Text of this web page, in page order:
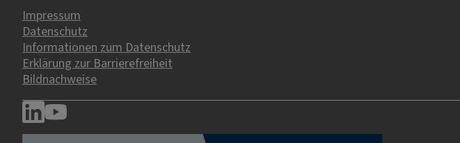
Impressum
Datenschutz
Informationen zum Datenschutz
Erklärung zur Barrierefreiheit
Bildnachweise